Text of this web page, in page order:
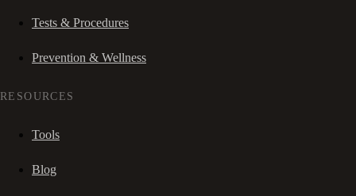
Tests & Procedures
Prevention & Wellness
RESOURCES
Tools
Blog